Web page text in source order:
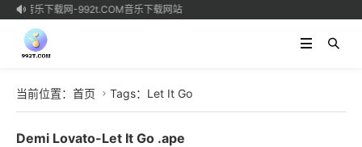

无损音乐下载网-992t.COM音乐下载网站
当前位置： 首页  Tags：Let It Go
Demi Lovato-Let It Go .ape